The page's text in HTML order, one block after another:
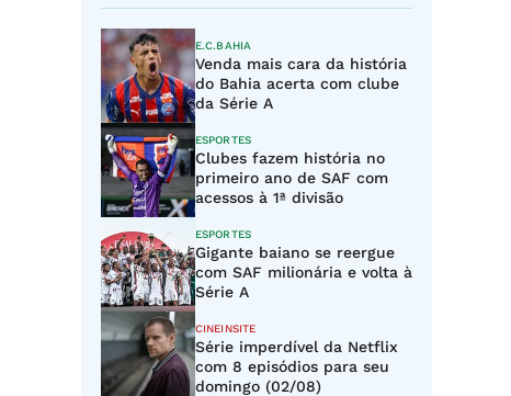
E.C.BAHIA
Venda mais cara da história
do Bahia acerta com clube
da Série A
ESPORTES
Clubes fazem história no
primeiro ano de SAF com
acessos à 1ª divisão
ESPORTES
Gigante baiano se reergue
com SAF milionária e volta à
Série A
CINEINSITE
Série imperdível da Netflix
com 8 episódios para seu
domingo (02/08)